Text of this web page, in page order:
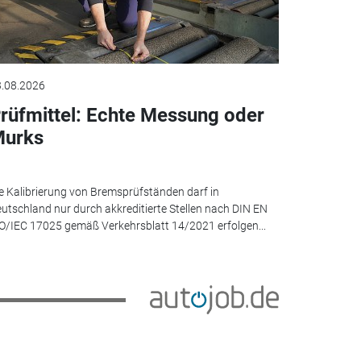
Echte Messung oder
Kalibrierung von Bremsprüfständen darf in
nur durch akkreditierte Stellen nach DIN EN
IEC 17025 gemäß Verkehrsblatt 14/2021 erfolgen...